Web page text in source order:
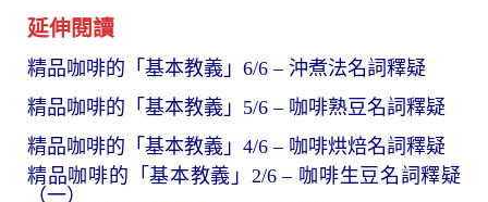
延伸閱讀
精品咖啡的「基本教義」6/6 – 沖煮法名詞釋疑
精品咖啡的「基本教義」5/6 – 咖啡熟豆名詞釋疑
精品咖啡的「基本教義」4/6 – 咖啡烘焙名詞釋疑
精品咖啡的「基本教義」2/6 – 咖啡生豆名詞釋疑
（一）